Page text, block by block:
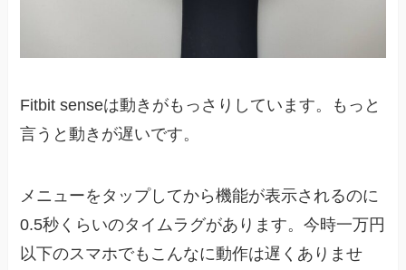
Fitbit senseは動きがもっさりしています。もっと
言うと動きが遅いです。
メニューをタップしてから機能が表示されるのに
0.5秒くらいのタイムラグがあります。今時一万円
以下のスマホでもこんなに動作は遅くありませ